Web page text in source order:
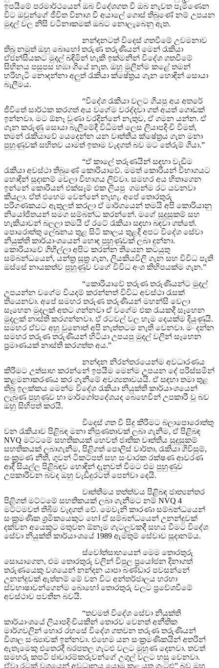
ඉපයීමේ පරමාර්ථයෙන් ඔබ විදේශගත වී ඔබ නැවත පැමිණෙන
විට ඔවුන්ගේ ජීවිත විනාශ වී අයාලේ ගොස් තිබුණේ නම් උපයන
මුදල් වල නිසි වටිනාකමක් ඔබට නොලැබෙනු ඇත.
නන්දනටත් විදෙස් ගතවීමේ උවමනාව
තිබූ නමුත් ඔහු බොහෝ තරුණ තරුණියන් මෙන් රැකියා
ඒජන්සියකට මුදල් බඳිමින් හැකි ඉක්මනින් විදේශ ගතවීමේ
සිහිනය පසුපස හඹා ගියේ නැත. ඔහු මුලින්ම කළේ තමන්
හරිහැටි නොදන්නා අලුත් රැකියා ක්ෂේත්‍රය ගැන හොඳින් සොයා
බැලීමය.
“විදේශ රැකියා වලට ගියපු අය අතරේ
ජීවිතේ සාර්ථක කරගත් අය වගේම වරද්දවා ගත් අයත් ගොඩක්
ඉන්නවා. මට ඕනෑ වුණා වරදින්නේ නැතුව, ඒ ගමන යන්න. ඒ
ගැන කරුණු සොයා බැලීමේදී විධිමත් ලෙස ලියාපදිංචි වීමත්,
තමන් රැකියාවේ යෙදෙන්න යන වෘත්තීය ක්ෂේත්‍රය ගැන මනා
පුහුණුවක් සහිතව යාමත් ඉතාම වැදගත් බව මට තේරුම් ගියා.”
“ඒ කාලේ තරුණයින් සඳහා වැඩිම
රැකියා අවස්ථා තිබුණේ කොරියාවේ. මමත් කොරියන් විභාගයට
හොඳින් සූදානම් වෙලා විභාගය ලිව්වා. සමහර අය හිතාගෙන
ඉන්නේ කොරියන් එක්සෑම් එක ලියපු ගමන්ම රට යවනවා
කියලා. ඒත් එහෙම වෙන්නේ නැහැ. අපේ තොරතුරු
පරිගණකයට ඇතුලත් කරලා ඒ මාර්ගයෙන් තමයි අපි කොරියානු
නියෝජිතයන් සමග සම්බන්ධ කරන්නේ. මගේ සුදුසුකම් සහ
හැකියාවන් බලලා තමයි ඒ රටේ රැකියා සඳහා බඳවා ගත්තේ.
පොරොත්තු ලේඛනය තුළ සිටි කාලය තුළදී අපට විදේශ සේවා
නියුක්ති කාර්යාංශයෙන් හොඳ පුහුණුවක් ලබා දුන්නා.
කොරියාවේ ගිහිල්ලා අපිට කරන්න තියෙන කටයුතු
සම්බන්ධයෙන්, යන්ත්‍ර සූත්‍ර ගැන, ලියකියවිලි ගැන සහ විවිධ පැති
ඔස්සේ නායකත්ව පුහුණුව වගේ විවිධ අංශ කිහිපයක්ම ගැන.”
“කොරියාවේ තරුණ තරුණියන්ට මුදල්
උපයන්න වගේම වියදම් කරන්නත් විවිධ අවස්ථා රැසක්
තියෙනවා. අපේ සමහර තරුණ තරුණියන් මහන්සි වෙලා
සෑහෙන මුදලක් අතට ගන්නවා ඒ වගේම එක රැයකදී සෑහෙන
මුදලක් නාස්ති කරගන්නවා. ඒ රටවල් වල හැම දෙයක්ම දියුණුයි.
සමහර ඒවට අහු වුනොත් අපි නැත්තටම නැති වෙනවා. මං දන්න
සමහර තරුණ තරුණියන් හිටියා උපයපු මුදල් වලින් සෑහෙන
ප්‍රමාණයක් නාස්ති කරගත්ත අය.”
නන්දන නිරන්තරයෙන්ම අවධාරණය
කිරීමට උත්සාහ කරන්නේ ඉපයීම මෙන්ම උපයන දේ පරිස්සමින්
කළමනාකරණය කර ගැනීමේ අවශ්‍යතාවයයි. ඒ සඳහා තමා තුළ
තිබූ ඉලක්කය මෙන්ම විදේශ රැකියා නියුක්ති කාර්යාංශයෙන්
ලැබුණ පුහුණුව හා මාර්ගෝපදේශයද බෙහෙවින් උපකාරී වූ බව
ඔහු සිහිපත් කරයි.
විදෙස් ගත වී සිදු කිරීමට බලාපොරොත්තු
වන රැකියාව පිළිබඳ මනා නිපුණතාවක් ලබා ගැනීම, ඒ පිළිබඳ
NVQ මට්ටමේ සහතිකයක් හෙවත් ජාතික වෘත්තීය සුදුසුකම්
සහතිකයක් ලබාගැනීම, පිළිගත් පොලිස් වාර්තා, රැකියා ගිවිසුම්,
සංක්‍රමණ නීති, ගුවන් ටිකට්පත් සහ සංචාරක රක්ෂණ ආවරණ
ආදී සියල්ල පිළිබඳව හොඳින් දැනුවත් වීමට එම පුහුණුව
උපකාරීවන බවද ඔහු වැඩිදුරටත් පෙන්වා දෙයි.
වෘත්තීමය තත්ත්වය පිළිබඳ ජාත්‍යන්තර
පිළිගත් මට්ටමේ සහතිකයක් ලබා ගැනීමට නම් NVQ 4
මට්ටමවත් තිබීම වැදගත් වේ. මෙවැනි කාරණා සම්බන්ධයෙන්
සංක්‍රමණික ශ්‍රමිකයෙකුට හෝ ඒ සම්බන්ධයෙන් උනන්දුවක්
දක්වන අයෙකුට මතුවන ඕනෑම ගැටලුවකදී සහය වීමට විදේශ
සේවා නියුක්ති කාර්යාංශයේ 1989 ඇමතුම් සේවාව සූදානම්ය.
ස්වෝත්සාහයෙන් මෙම තොරතුරු
සොයාගෙන, එම තොරතුරු වලින් විපුල ප්‍රයෝජන දිනාගත්
තරුණයෙකු වශයෙන් නන්දන යාපා බණ්ඩාර පවසන්නේ
උනන්දුවක් ඇත්නම් මේ වන විට අන්තර්ජාලය හරහා
ස්වභාෂාවන්ගෙන්ම බොහෝ තොරතුරු වලට ප්‍රවේශවීමේ
අවස්ථාව පවතින බවයි.
“තවමත් විදේශ සේවා නියුක්ති
කාර්යාංශයේ ලියාපදිංචියකින් තොරව වෙනත් අනීතික
මාර්ගවලින් හොර රහසේ විදේශ ගතවන තරුණ තරුණියන්
විශාල සංඛ්‍යාවක් ඉන්නවා. එහෙම යන සංක්‍රමණිකයින් අතරින්
ඇතැමෙකු එතෙරදී බරපතල ගැටළු වලට මුහුණ දෙනවා. තවත්
සමහරු කපටි ජාවාරම්කරුවන්ගේ උගුල් වලට හසු වෙනවා.
ඒවා රටක් වශයෙන් අවධානය යොමු කළ යුතු ගැටළු” බව ඔහු